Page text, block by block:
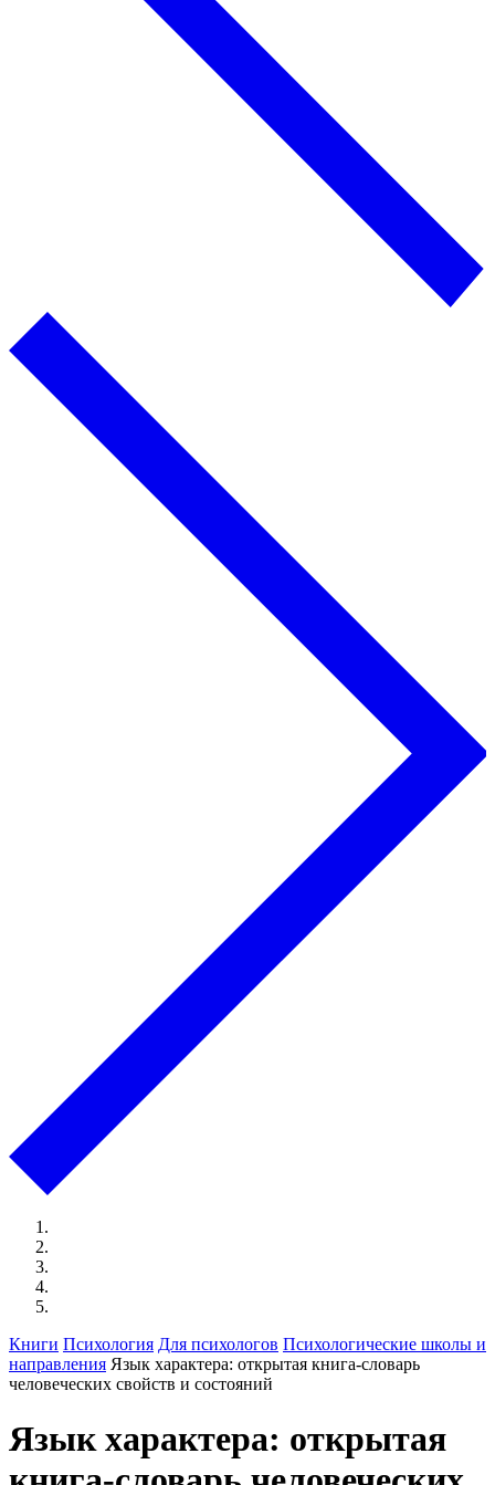
Книги Психология Для психологов Психологические школы и
направления Язык характера: открытая книга-словарь
человеческих свойств и состояний
Язык характера: открытая